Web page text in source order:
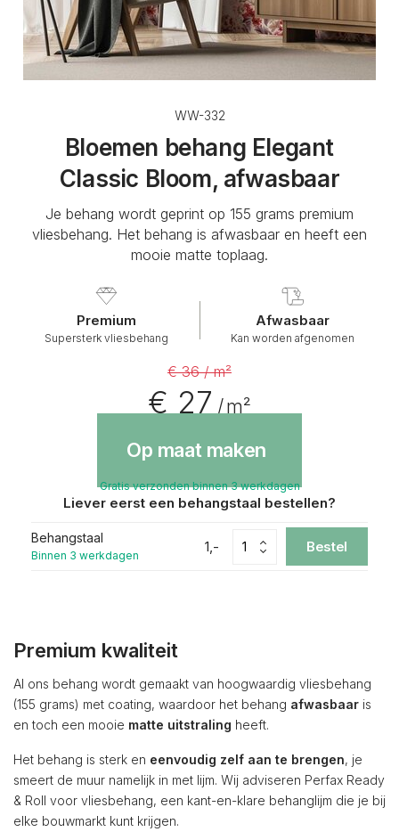
WW-332
Bloemen behang Elegant
Classic Bloom, afwasbaar
Je behang wordt geprint op 155 grams premium
vliesbehang. Het behang is afwasbaar en heeft een
mooie matte toplaag.
Premium
Supersterk vliesbehang
Afwasbaar
Kan worden afgenomen
€ 36 / m²
€ 27/ m²
Op maat maken
Gratis verzonden binnen 3 werkdagen
Liever eerst een behangstaal bestellen?
Behangstaal
Binnen 3 werkdagen
1,- Bestel
Premium kwaliteit
Al ons behang wordt gemaakt van hoogwaardig vliesbehang
(155 grams) met coating, waardoor het behang afwasbaar is
en toch een mooie matte uitstraling heeft.
Het behang is sterk en eenvoudig zelf aan te brengen, je
smeert de muur namelijk in met lijm. Wij adviseren Perfax Ready
& Roll voor vliesbehang, een kant-en-klare behanglijm die je bij
elke bouwmarkt kunt krijgen.